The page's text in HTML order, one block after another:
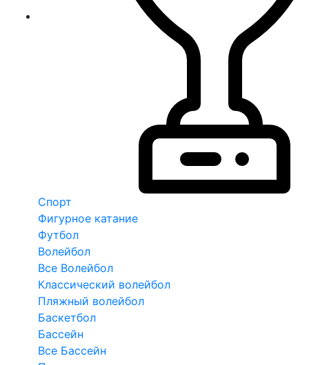
Спорт
Фигурное катание
Футбол
Волейбол
Все Волейбол
Классический волейбол
Пляжный волейбол
Баскетбол
Бассейн
Все Бассейн